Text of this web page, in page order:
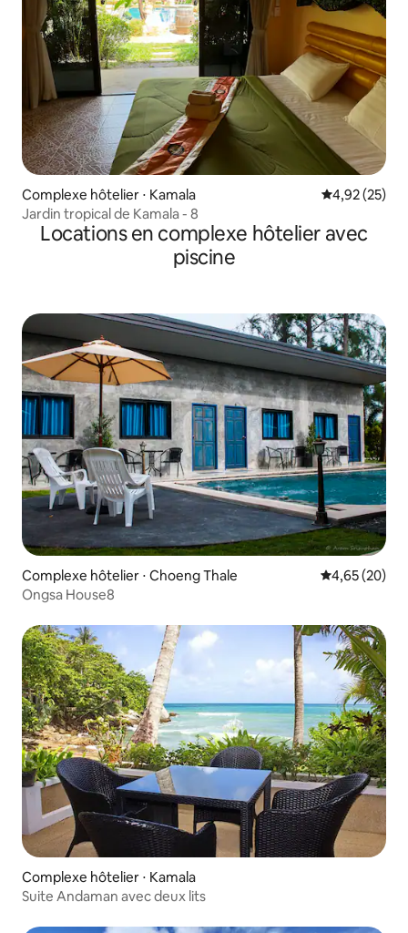
Complexe hôtelier ⋅ Kamala Évaluation
4,92 (25)
Jardin tropical de Kamala - 8
Locations en complexe hôtelier avec
piscine
Complexe hôtelier ⋅ Choeng Thale Évaluation
4,65 (20)
Ongsa House8
Complexe hôtelier ⋅ Kamala
Suite Andaman avec deux lits